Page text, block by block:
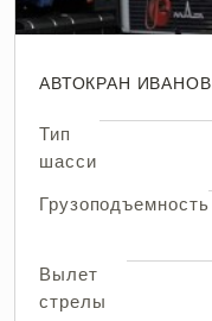
АВТОКРАН
Тип
шасси
Грузоподъемность
Вылет
стрелы